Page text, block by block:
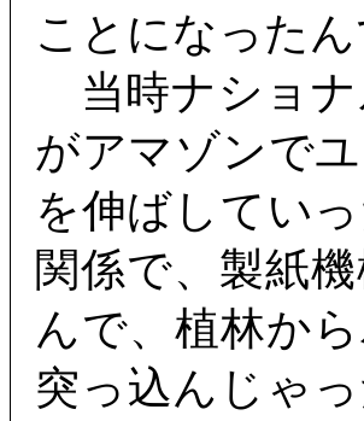
ことになったん
当時ナショナ
がアマゾンで
を伸ばしてい
関係で、製紙
んで、植林か
突っ込んじゃ